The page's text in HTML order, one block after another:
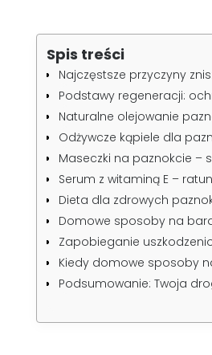
Spis treści
Najczęstsze przyczyny